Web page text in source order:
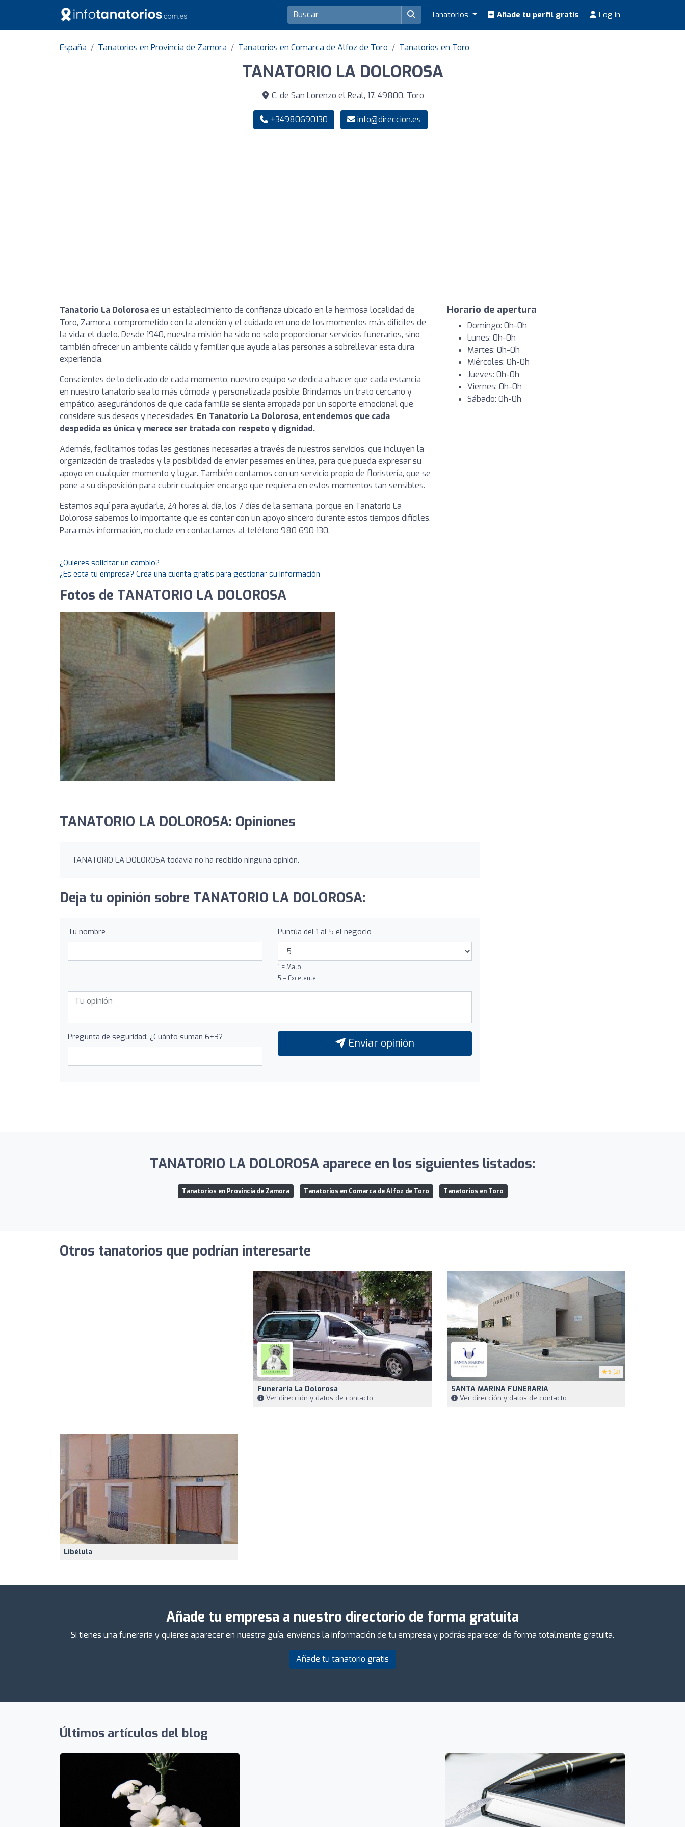
Tanatorios Añade tu perfil gratis Log in
España Tanatorios en Provincia de Zamora Tanatorios en Comarca de Alfoz de Toro Tanatorios en Toro
TANATORIO LA DOLOROSA
C. de San Lorenzo el Real, 17, 49800, Toro
+34980690130 info@direccion.es
Tanatorio La Dolorosaes un establecimiento de confianza ubicado en la hermosa localidad de
Toro, Zamora, comprometido con la atención y el cuidado en uno de los momentos más difíciles de
la vida: el duelo. Desde 1940, nuestra misión ha sido no solo proporcionar servicios funerarios, sino
también ofrecer un ambiente cálido y familiar que ayude a las personas a sobrellevar esta dura
experiencia.
Conscientes de lo delicado de cada momento, nuestro equipo se dedica a hacer que cada estancia
en nuestro tanatorio sea lo más cómoda y personalizada posible. Brindamos un trato cercano y
empático, asegurándonos de que cada familia se sienta arropada por un soporte emocional que
considere sus deseos y necesidades. En Tanatorio La Dolorosa, entendemos que cada
despedida es única y merece ser tratada con respeto y dignidad.
Además, facilitamos todas las gestiones necesarias a través de nuestros servicios, que incluyen la
organización de traslados y la posibilidad de enviar pesames en línea, para que pueda expresar su
apoyo en cualquier momento y lugar. También contamos con un servicio propio de floristería, que se
pone a su disposición para cubrir cualquier encargo que requiera en estos momentos tan sensibles.
Estamos aquí para ayudarle, 24 horas al día, los 7 días de la semana, porque en Tanatorio La
Dolorosa sabemos lo importante que es contar con un apoyo sincero durante estos tiempos difíciles.
Para más información, no dude en contactarnos al teléfono 980 690 130.
Horario de apertura
Domingo: 0h-0h
Lunes: 0h-0h
Martes: 0h-0h
Miércoles: 0h-0h
Jueves: 0h-0h
Viernes: 0h-0h
Sábado: 0h-0h
¿Quieres solicitar un cambio?
¿Es esta tu empresa? Crea una cuenta gratis para gestionar su información
Fotos de TANATORIO LA DOLOROSA
TANATORIO LA DOLOROSA: Opiniones
TANATORIO LA DOLOROSA todavía no ha recibido ninguna opinión.
Deja tu opinión sobre TANATORIO LA DOLOROSA:
Tu nombre Puntúa del 1 al 5 el negocio
1 = Malo
5 = Excelente
Pregunta de seguridad: ¿Cuánto suman 6+3? Enviar opinión
TANATORIO LA DOLOROSA aparece en los siguientes listados:
Tanatorios en Provincia de Zamora Tanatorios en Comarca de Alfoz de Toro Tanatorios en Toro
Otros tanatorios que podrían interesarte
Funeraria La Dolorosa
Ver dirección y datos de contacto
5 (2)
SANTA MARINA FUNERARIA
Ver dirección y datos de contacto
Libélula
Añade tu empresa a nuestro directorio de forma gratuita
Si tienes una funeraria y quieres aparecer en nuestra guía, envíanos la información de tu empresa y podrás aparecer de forma totalmente gratuita.
Añade tu tanatorio gratis
Últimos artículos del blog